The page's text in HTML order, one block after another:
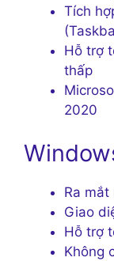
Tích
Hỗ trợ
thấp
2020
Ra mắt
Giao
Hỗ trợ
Không